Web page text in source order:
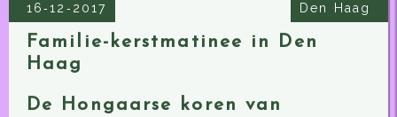
16‑12‑2017 Den Haag
Familie-kerstmatinee in Den
Haag
De Hongaarse koren van